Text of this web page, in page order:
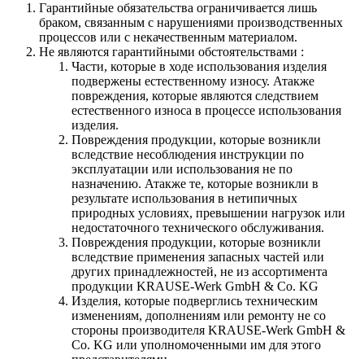
Гарантийные обязательства ограничивается лишь
браком, связанным с нарушениями производственных
процессов или с некачественным материалом.
Не являются гарантийными обстоятельствами :
Части, которые в ходе использования изделия
подвержены естественному износу. Атакже
повреждения, которые являются следствием
естественного износа в процессе использования
изделия.
Повреждения продукции, которые возникли
вследствие несоблюдения инструкции по
эксплуатации или использования не по
назначению. Атакже те, которые возникли в
результате использования в нетипичных
природных условиях, превышении нагрузок или
недостаточного технического обслуживания.
Повреждения продукции, которые возникли
вследствие применения запасных частей или
других принадлежностей, не из ассортимента
продукции KRAUSE-Werk GmbH & Со. KG
Изделия, которые подверглись техническим
изменениям, дополнениям или ремонту не со
стороны производителя KRAUSE-Werk GmbH &
Со. KG или уполномоченными им для этого